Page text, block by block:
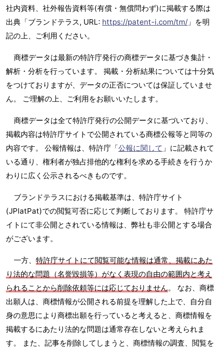
社内資料、社外報告資料等(有償・無償問わず)に掲載する際は
出典「ブランドテラス, URL: https://patent-i.com/tm/ 」を明
記の上、ご利用ください。
商標データは最新の特許庁発行の商標データに基づき集計・
解析・分析を行っています。 掲載・分析結果については十分気
をつけておりますが、データの正否については保証していませ
ん。 ご理解の上、ご利用をお願いいたします。
商標データは全て特許庁発行の公開データに基づいており、
掲載内容は特許庁サイトで公開されている商標公報等と同等の
内容です。 公報情報は、特許庁「公報に関して 」に記載されて
いる通り、権利者が独占排他的な権利を求める手続きを行うか
わりに広く公示されるべきものです。
ブランドテラスにおける掲載基準は、特許庁サイト
(JPlatPat)での閲覧可否に応じて判断しております。 特許庁サ
イトにて非公開とされている情報は、弊社も非公開とする場合
がございます。
一方、 特許庁サイトにて閲覧可能な情報は通常、掲載にあた
り法的な問題（名誉毀損等）がなく表現の自由の範囲内と考え
られることから削除依頼等には応じておりません。 なお、商標
出願人は、商標情報が公開される前提を理解した上で、自分自
身の意思により商標出願を行っていると考えると、商標情報を
掲載するにあたり法的な問題は通常存在しないと考えられま
す。 また、記事を削除してしまうと、商標情報の調査、閲覧を